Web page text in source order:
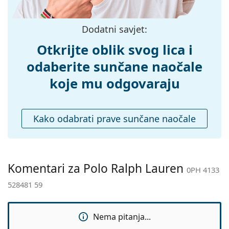
Ne
Kutijica:
Da
Da
Ostalo
Spol:
Muške
Kategorija:
Sunčane naočale
Upotreba:
Moda
Dodatni savjet:
Otkrijte oblik svog lica i
odaberite sunčane naočale
koje mu odgovaraju
Kako odabrati prave sunčane naočale
Komentari za Polo Ralph Lauren 0PH 4133
528481 59
Nema pitanja...